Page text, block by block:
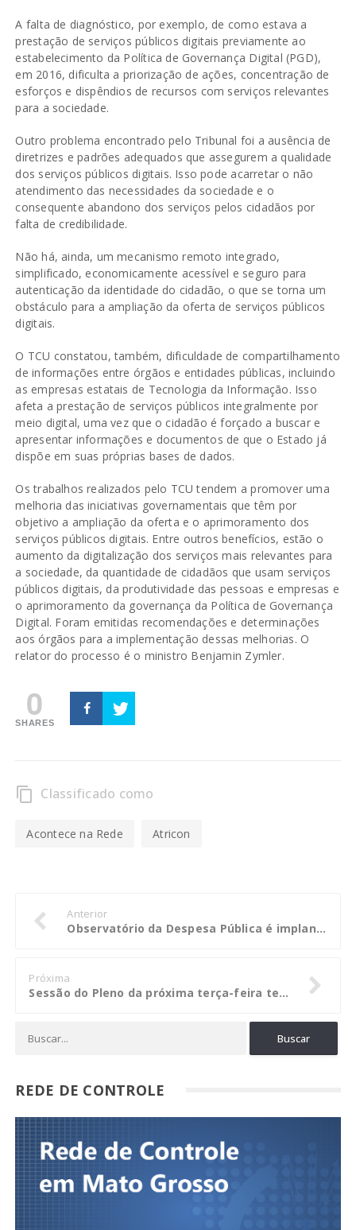
A falta de diagnóstico, por exemplo, de como estava a
prestação de serviços públicos digitais previamente ao
estabelecimento da Política de Governança Digital (PGD),
em 2016, dificulta a priorização de ações, concentração de
esforços e dispêndios de recursos com serviços relevantes
para a sociedade.
Outro problema encontrado pelo Tribunal foi a ausência de
diretrizes e padrões adequados que assegurem a qualidade
dos serviços públicos digitais. Isso pode acarretar o não
atendimento das necessidades da sociedade e o
consequente abandono dos serviços pelos cidadãos por
falta de credibilidade.
Não há, ainda, um mecanismo remoto integrado,
simplificado, economicamente acessível e seguro para
autenticação da identidade do cidadão, o que se torna um
obstáculo para a ampliação da oferta de serviços públicos
digitais.
O TCU constatou, também, dificuldade de compartilhamento
de informações entre órgãos e entidades públicas, incluindo
as empresas estatais de Tecnologia da Informação. Isso
afeta a prestação de serviços públicos integralmente por
meio digital, uma vez que o cidadão é forçado a buscar e
apresentar informações e documentos de que o Estado já
dispõe em suas próprias bases de dados.
Os trabalhos realizados pelo TCU tendem a promover uma
melhoria das iniciativas governamentais que têm por
objetivo a ampliação da oferta e o aprimoramento dos
serviços públicos digitais. Entre outros benefícios, estão o
aumento da digitalização dos serviços mais relevantes para
a sociedade, da quantidade de cidadãos que usam serviços
públicos digitais, da produtividade das pessoas e empresas e
o aprimoramento da governança da Política de Governança
Digital. Foram emitidas recomendações e determinações
aos órgãos para a implementação dessas melhorias. O
relator do processo é o ministro Benjamin Zymler.
0
SHARES
content_copy Classificado como
Acontece na Rede Atricon
Anterior
Observatório da Despesa Pública é implantado no TCE-AP
Próxima
Sessão do Pleno da próxima terça-feira tem 31 processos em pauta
REDE DE CONTROLE